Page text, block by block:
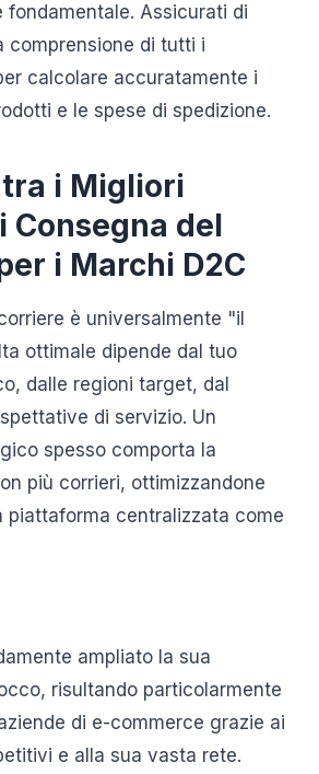
fondamentale. Assicurati di
comprensione di tutti i
calcolare accuratamente i
e le spese di spedizione.
i Migliori
Consegna del
i Marchi D2C
è universalmente "il
ottimale dipende dal tuo
dalle regioni target, dal
di servizio. Un
spesso comporta la
più corrieri, ottimizzandone
piattaforma centralizzata come
ampliato la sua
risultando particolarmente
di e-commerce grazie ai
e alla sua vasta rete.